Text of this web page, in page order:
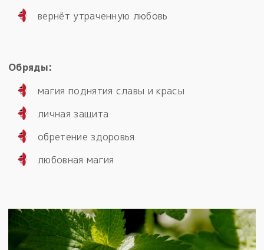
вернёт утраченную любовь
Обряды:
магия поднятия славы и красы
личная защита
обретение здоровья
любовная магия